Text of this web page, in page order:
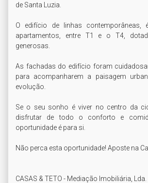
de Santa Luzia.
O edifício de linhas contemporâneas,
apartamentos, entre T1 e o T4,
generosas.
As fachadas do edifício foram
para acompanharem a paisagem
evolução.
Se o seu sonho é viver no centro da
disfrutar de todo o conforto e
oportunidade é para si.
Não perca esta oportunidade! Aposte na
CASAS & TETO - Mediação Imobiliária, Lda.